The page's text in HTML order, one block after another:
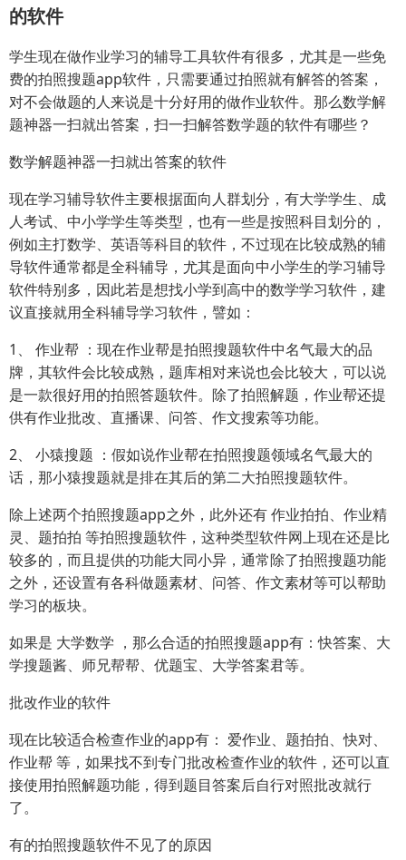
的软件
学生现在做作业学习的辅导工具软件有很多，尤其是一些免
费的拍照搜题app软件，只需要通过拍照就有解答的答案，
对不会做题的人来说是十分好用的做作业软件。那么数学解
题神器一扫就出答案，扫一扫解答数学题的软件有哪些？
数学解题神器一扫就出答案的软件
现在学习辅导软件主要根据面向人群划分，有大学学生、成
人考试、中小学学生等类型，也有一些是按照科目划分的，
例如主打数学、英语等科目的软件，不过现在比较成熟的辅
导软件通常都是全科辅导，尤其是面向中小学生的学习辅导
软件特别多，因此若是想找小学到高中的数学学习软件，建
议直接就用全科辅导学习软件，譬如：
1、 作业帮 ：现在作业帮是拍照搜题软件中名气最大的品
牌，其软件会比较成熟，题库相对来说也会比较大，可以说
是一款很好用的拍照答题软件。除了拍照解题，作业帮还提
供有作业批改、直播课、问答、作文搜索等功能。
2、 小猿搜题 ：假如说作业帮在拍照搜题领域名气最大的
话，那小猿搜题就是排在其后的第二大拍照搜题软件。
除上述两个拍照搜题app之外，此外还有 作业拍拍、作业精
灵、题拍拍 等拍照搜题软件，这种类型软件网上现在还是比
较多的，而且提供的功能大同小异，通常除了拍照搜题功能
之外，还设置有各科做题素材、问答、作文素材等可以帮助
学习的板块。
如果是 大学数学 ，那么合适的拍照搜题app有：快答案、大
学搜题酱、师兄帮帮、优题宝、大学答案君等。
批改作业的软件
现在比较适合检查作业的app有： 爱作业、题拍拍、快对、
作业帮 等，如果找不到专门批改检查作业的软件，还可以直
接使用拍照解题功能，得到题目答案后自行对照批改就行
了。
有的拍照搜题软件不见了的原因